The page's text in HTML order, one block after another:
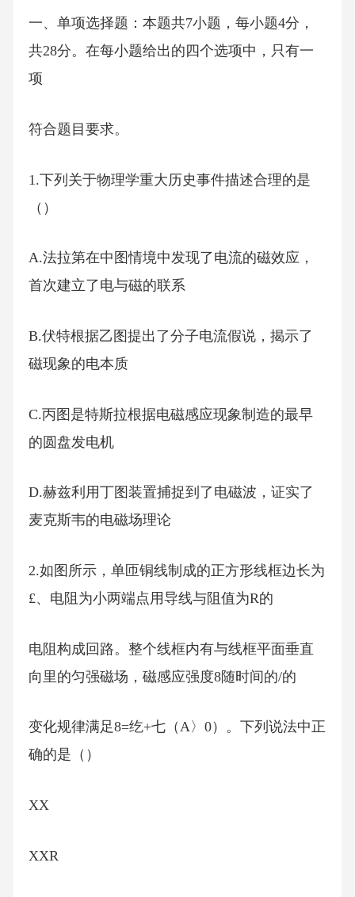
一、单项选择题：本题共7小题，每小题4分，
共28分。在每小题给出的四个选项中，只有一
项
符合题目要求。
1.下列关于物理学重大历史事件描述合理的是
（）
A.法拉第在中图情境中发现了电流的磁效应，
首次建立了电与磁的联系
B.伏特根据乙图提出了分子电流假说，揭示了
磁现象的电本质
C.丙图是特斯拉根据电磁感应现象制造的最早
的圆盘发电机
D.赫兹利用丁图装置捕捉到了电磁波，证实了
麦克斯韦的电磁场理论
2.如图所示，单匝铜线制成的正方形线框边长为
£、电阻为小两端点用导线与阻值为R的
电阻构成回路。整个线框内有与线框平面垂直
向里的匀强磁场，磁感应强度8随时间的/的
变化规律满足8=纥+七（A〉0）。下列说法中正
确的是（）
XX
XXR